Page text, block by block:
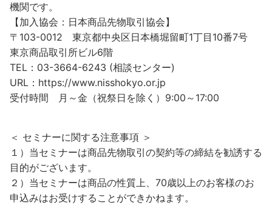
機関です。
【加入協会：日本商品先物取引協会】
〒103-0012 東京都中央区日本橋堀留町1丁目10番7号
東京商品取引所ビル6階
TEL：03-3664-6243 (相談センター)
URL：https://www.nisshokyo.or.jp
受付時間 月～金（祝祭日を除く）9:00～17:00
＜ セミナーに関する注意事項 ＞
１）当セミナーは商品先物取引の契約等の締結を勧誘する
目的がございます。
２）当セミナーは商品の性質上、70歳以上のお客様のお
申込みはお受けすることができかねます。